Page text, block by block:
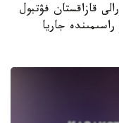
قازاقستان فۋتبول
جاريا